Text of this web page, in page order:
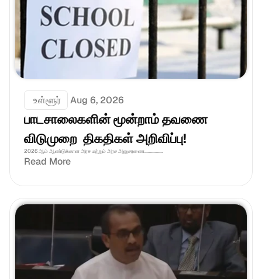
உள்ளூர் Aug 6, 2026
பாடசாலைகளின் மூன்றாம் தவணை
விடுமுறை  திகதிகள் அறிவிப்பு!
2026 ஆம் ஆண்டுக்கான அரச மற்றும் அரச அனுசரணை................
Read More